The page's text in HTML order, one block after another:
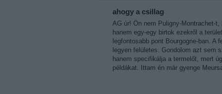
ahogy a csillag
AG úr! Ön nem Puligny-Montrachet-
hanem egy-egy birtok ezekről a
legfontosabb pont Bourgogne-ban. A
legyen felületes. Gondolom azt sem
hanem specifikálja a termelőt, mert
példákat. Ittam én már gyenge